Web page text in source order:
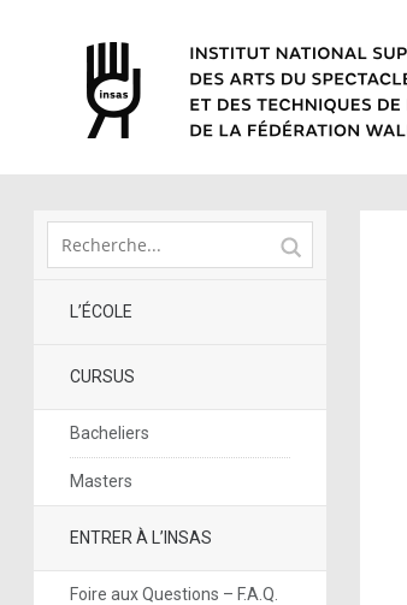
L’ÉCOLE
CURSUS
Bacheliers
Masters
ENTRER À L’INSAS
Foire aux Questions – F.A.Q.